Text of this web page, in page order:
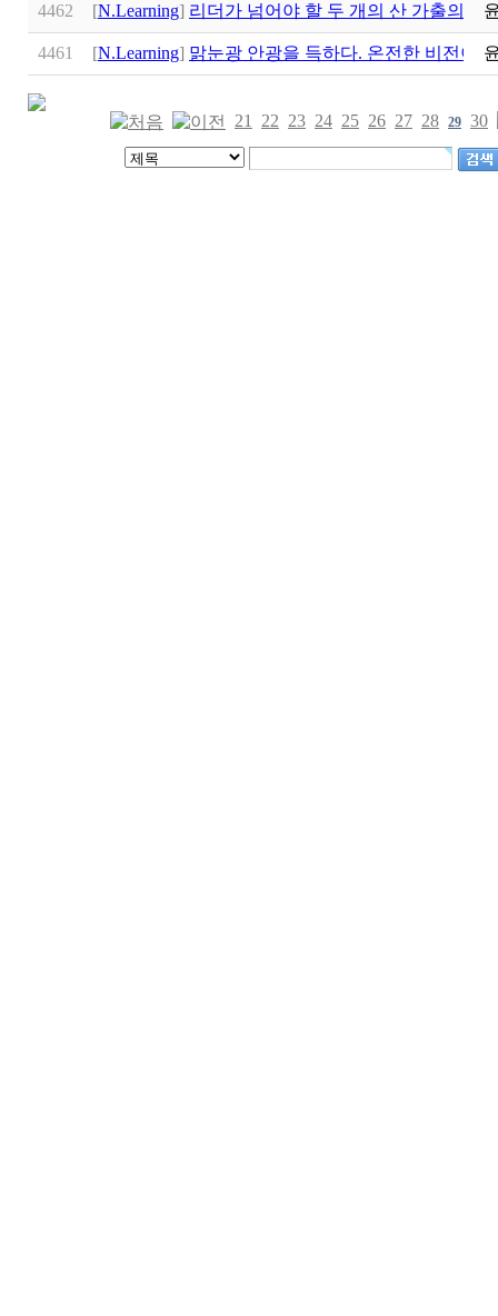
4462 [N.Learning] 리더가 넘어야 할 두 개의 산 가출의 산
4461 [N.Learning] 맑눈광 안광을 득하다. 온전한 비전이란
21 22 23 24 25 26 27 28 29 30